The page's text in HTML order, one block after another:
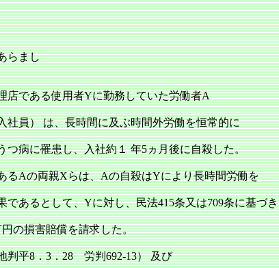
らまし
である使用者Yに勤務していた労働者A
社員） は、長時間に及ぶ時間外労働を恒常的に
つ病に罹患し、入社約１ 年5ヵ月後に自殺した。
るAの両親Xらは、Aの自殺はYにより長時間労働を
であるとして、Yに対し、民法415条又は709条に基づき
円の損害賠償を請求した。
判平8．3．28 労判692‐13） 及び